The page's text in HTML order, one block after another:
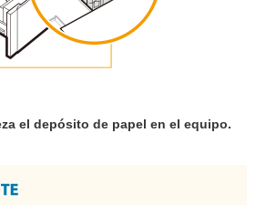
el depósito de papel en el equipo.